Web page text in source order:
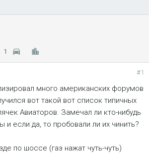
и
1
#1
много американских форумов
вот такой вот список типичных
Авиаторов. Замечал ли кто-нибудь
и если да, то пробовали ли их чинить?
по шоссе (газ нажат чуть-чуть)